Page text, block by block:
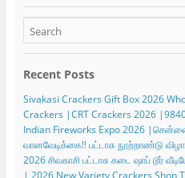
Recent Posts
Sivakasi Crackers Gift Box 2026
Crackers |CRT Crackers 2026
Indian Fireworks Expo 2026
வானவேடிக்கை!! பட்டாசு நூற்றாண்டு
2026 சிவகாசி பட்டாசு கடை ஷாப் டூர்